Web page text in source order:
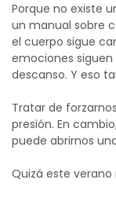
Porque no existe
un manual sobre
el cuerpo sigue
emociones
descanso. Y eso
Tratar de
presión. En
puede abrirnos
Quizá este